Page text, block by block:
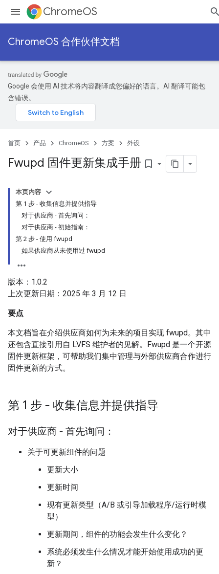
ChromeOS
ChromeOS 合作伙伴文档
Google 会使用 AI 技术将内容翻译成您偏好的语言。AI 翻译可能包
含错误。
首页 产品 ChromeOS 方案 外设
Fwupd 固件更新集成手册 bookmark_border
本页内容
第 1 步 - 收集信息并提供指导
对于供应商 - 首先询问：
对于供应商 - 初始指南：
第 2 步 - 使用 fwupd
如果供应商从未使用过 fwupd
版本：1.0.2
上次更新日期：2025 年 3 月 12 日
要点
本文档旨在介绍供应商如何为未来的项目实现 fwupd。其中
还包含直接引用自 LVFS 维护者的见解。Fwupd 是一个开源
固件更新框架，可帮助我们集中管理与外部供应商合作进行
固件更新的方式。
第 1 步 - 收集信息并提供指导
对于供应商 - 首先询问：
关于可更新组件的问题
更新大小
更新时间
现有更新类型（A/B 或引导加载程序/运行时模
型）
更新期间，组件的功能会发生什么变化？
系统必须发生什么情况才能开始使用成功的更
新？